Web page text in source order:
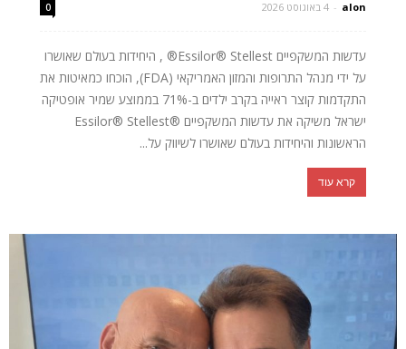
alon
- 4 באוגוסט 2026 0
עדשות המשקפיים Essilor® Stellest® , היחידות בעולם שאושרו
על ידי מנהל התרופות והמזון האמריקאי (FDA), הוכחו כמאיטות את
התקדמות קוצר ראייה בקרב ילדים ב-71% בממוצע שמיר אופטיקה
ישראל משיקה את עדשות המשקפיים ®Essilor® Stellest
הראשונות והיחידות בעולם שאושרו לשיווק על...
קרא עוד